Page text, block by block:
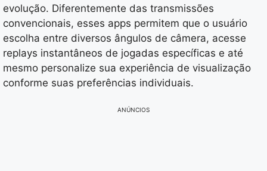
evolução. Diferentemente das transmissões
convencionais, esses apps permitem que o usuário
escolha entre diversos ângulos de câmera, acesse
replays instantâneos de jogadas específicas e até
mesmo personalize sua experiência de visualização
conforme suas preferências individuais.
ANÚNCIOS